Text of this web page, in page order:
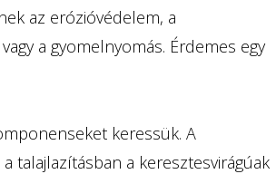
az erózióvédelem, a
a gyomelnyomás. Érdemes egy
keressük. A
talajlazításban a keresztesvirágúak